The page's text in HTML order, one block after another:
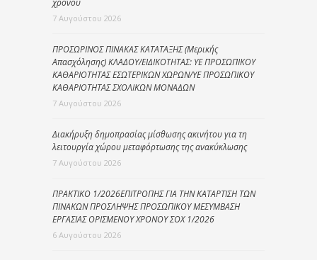
7 Αυγούστου 2026
ΠΡΟΣΩΡΙΝΟΣ ΠΙΝΑΚΑΣ ΚΑΤΑΤΑΞΗΣ (Μερικής
Απασχόλησης) ΚΛΑΔΟΥ/ΕΙΔΙΚΟΤΗΤΑΣ: ΥΕ ΠΡΟΣΩΠΙΚΟΥ
ΚΑΘΑΡΙΟΤΗΤΑΣ ΕΣΩΤΕΡΙΚΩΝ ΧΩΡΩΝ/ΥΕ ΠΡΟΣΩΠΙΚΟΥ
ΚΑΘΑΡΙΟΤΗΤΑΣ ΣΧΟΛΙΚΩΝ ΜΟΝΑΔΩΝ
7 Αυγούστου 2026
Διακήρυξη δημοπρασίας μίσθωσης ακινήτου για τη
λειτουργία χώρου μεταφόρτωσης της ανακύκλωσης
7 Αυγούστου 2026
ΠΡΑΚΤΙΚΟ 1/2026ΕΠΙΤΡΟΠΗΣ ΓΙΑ ΤΗΝ ΚΑΤΑΡΤΙΣΗ ΤΩΝ
ΠΙΝΑΚΩΝ ΠΡΟΣΛΗΨΗΣ ΠΡΟΣΩΠΙΚΟΥ ΜΕΣΥΜΒΑΣΗ
ΕΡΓΑΣΙΑΣ ΟΡΙΣΜΕΝΟΥ ΧΡΟΝΟΥ ΣΟΧ 1/2026
6 Αυγούστου 2026